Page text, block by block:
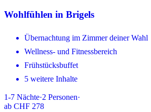
Wohlfühlen in Brigels
Übernachtung im Zimmer deiner Wahl
Wellness- und Fitnessbereich
Frühstücksbuffet
5 weitere Inhalte
1-7 Nächte·2 Personen·
ab CHF 278